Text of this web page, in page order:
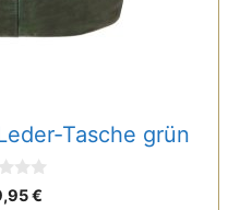
Tasche grün
€